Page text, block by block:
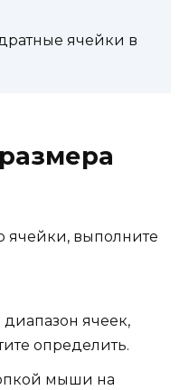
ячейки в
ячейки, выполните
ячеек,
определить.
мыши на